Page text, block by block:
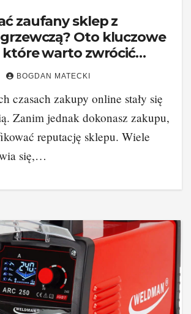
zaufany sklep z
Oto kluczowe
które warto zwrócić
BOGDAN MATECKI
czasach zakupy online stały się
Zanim jednak dokonasz zakupu,
reputację sklepu. Wiele
się,…